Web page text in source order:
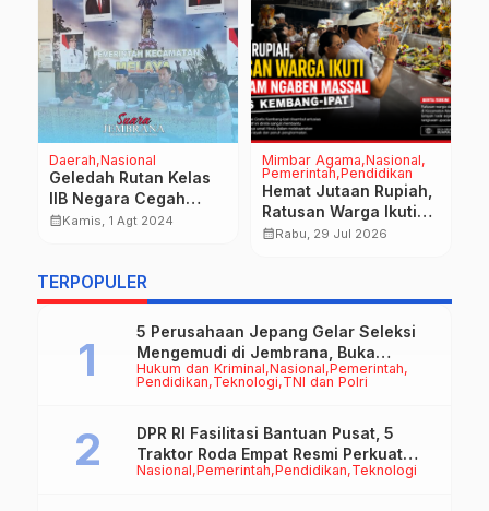
Daerah Nasional
Geledah Rutan Kelas
IIB Negara Cegah
Masuknya Barang-
calendar_monthKamis, 1 Agt 2024
Mimbar Agama Nasional
Pemerintah Pendidikan
Hemat Jutaan Rupiah,
Ratusan Warga Ikuti
Program Ngaben
calendar_monthRabu, 29 Jul 2026
TERPOPULER
Hukum dan Kriminal Nasional Pemerintah
Pendidikan Teknologi TNI dan Polri
5 Perusahaan Jepang Gelar Seleksi
Mengemudi di Jembrana, Buka
Peluang Kerja bagi Calon PMI
Nasional Pemerintah Pendidikan Teknologi
DPR RI Fasilitasi Bantuan Pusat, 5
Traktor Roda Empat Resmi Perkuat
Mekanisasi Pertanian Jembrana